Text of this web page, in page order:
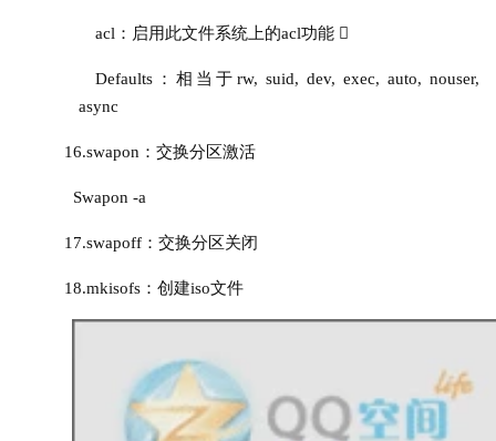
acl：启用此文件系统上的acl功能 
Defaults：相当于rw, suid, dev, exec, auto, nouser,
async
16.swapon：交换分区激活
Swapon -a
17.swapoff：交换分区关闭
18.mkisofs：创建iso文件